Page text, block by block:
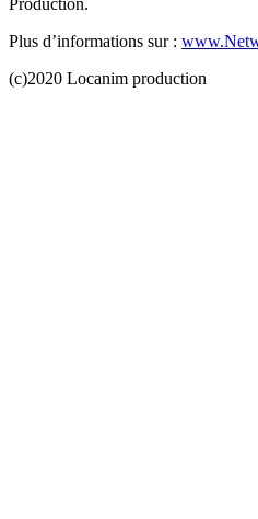
Plus d’informations sur :
(c)2020 Locanim production